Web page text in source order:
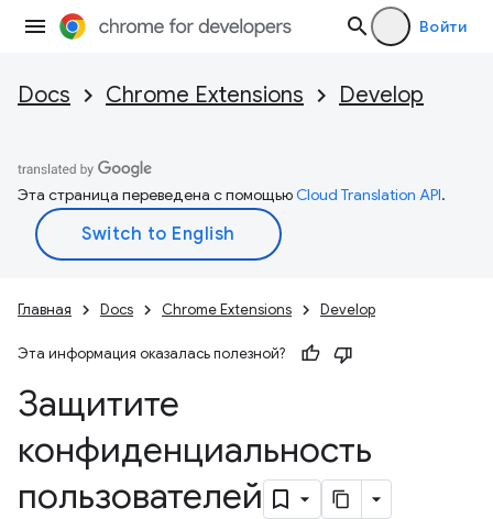
Войти
Docs Chrome Extensions Develop
Эта страница переведена с помощьюCloud Translation API.
Главная Docs Chrome Extensions Develop
Эта информация оказалась полезной?
Защитите
конфиденциальность
пользователей